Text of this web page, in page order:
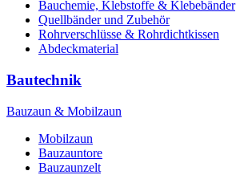
Bauchemie, Klebstoffe & Klebebänder
Quellbänder und Zubehör
Rohrverschlüsse & Rohrdichtkissen
Abdeckmaterial
Bautechnik
Bauzaun & Mobilzaun
Mobilzaun
Bauzauntore
Bauzaunzelt